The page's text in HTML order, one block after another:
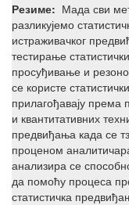
Резиме: Мада сви
разликујемо
истраживачког
тестирање
просуђивање и
се користе
прилагођавају према
и квантитативних
предвиђања када се
проценом
анализира се
да помоћу процеса
статистичка